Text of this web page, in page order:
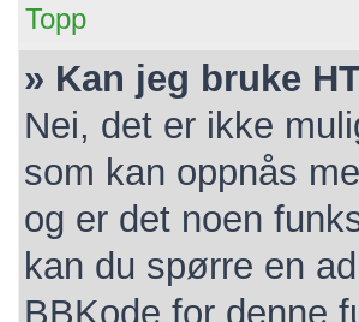
Topp
» Kan jeg bruke
Nei, det er ikke
som kan oppnås
og er det noen
kan du spørre en
BBKode for denne